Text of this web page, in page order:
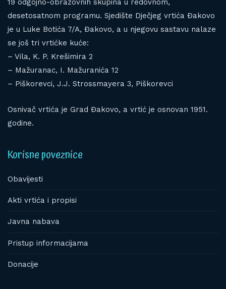
19 odgojno-obrazovnih skupina u redovnom,
desetosatnom programu. Sjedište Dječjeg vrtića Đakovo
je u Luke Botića 7/A, Đakovo, a u njegovu sastavu nalaze
se još tri vrtićke kuće:
– Vila, K. P. Krešimira 2
– Mažuranac, I. Mažuranića 12
– Piškorevci, J.J. Strossmayera 3, Piškorevci
Osnivač vrtića je Grad Đakovo, a vrtić je osnovan 1951.
godine.
Korisne poveznice
Obavijesti
Akti vrtića i propisi
Javna nabava
Pristup informacijama
Donacije